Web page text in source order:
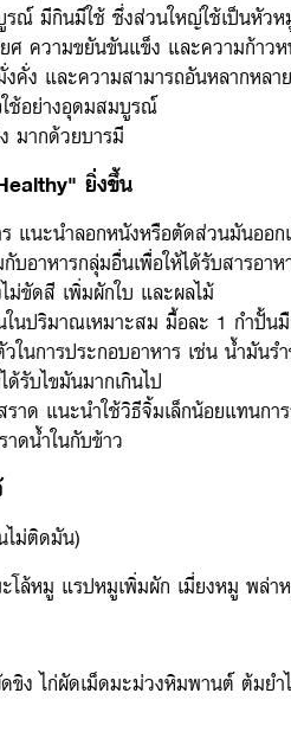
ณ์ มีกินมีใช้ ซึ่งส่วนใหญ่ใช้เป็นหัวห
ศ ความขยันขันแข็ง และความก้าวห
คั่ง และความสามารถอันหลากหลาย
ช้อย่างอุดมสมบูรณ์
มากด้วยบารมี
ยิ่งขึ้น
แนะนำลอกหนังหรือตัดส่วนมันออก
บอาหารกลุ่มอื่นเพื่อให้ได้รับสารอา
ม่ขัดสี เพิ่มผักใบ และผลไม้
ในปริมาณเหมาะสม มื้อละ 1 กำปั้
ในการประกอบอาหาร เช่น น้ำมัน
ด้รับไขมันมากเกินไป
าด แนะนำใช้วิธีจิ้มเล็กน้อยแทนกา
ดน้ำในกับข้าว
ไม่ติดมัน)
หมู แรปหมูเพิ่มผัก เมี่ยงหมู พล่าห
ไก่ผัดเม็ดมะม่วงหิมพานต์ ต้มยำไ